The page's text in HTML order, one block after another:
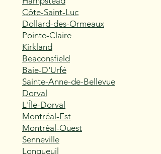
Côte-Saint-Luc
Dollard-des-Ormeaux
Pointe-Claire
Kirkland
Beaconsfield
Baie-D'Urfé
Sainte-Anne-de-Bellevue
Dorval
L'Île-Dorval
Montréal-Est
Montréal-Ouest
Senneville
Longueuil